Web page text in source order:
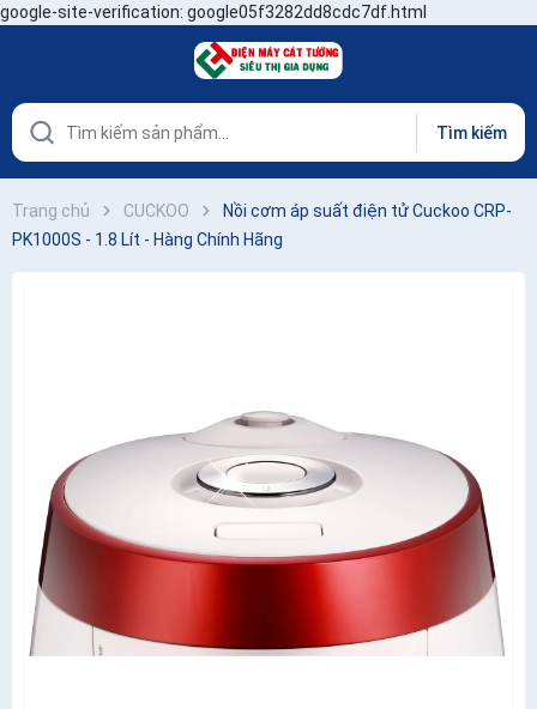
google-site-verification: google05f3282dd8cdc7df.html
Tìm kiếm
Trang chủ CUCKOO
Nồi cơm áp suất điện tử Cuckoo CRP-
PK1000S - 1.8 Lít - Hàng Chính Hãng